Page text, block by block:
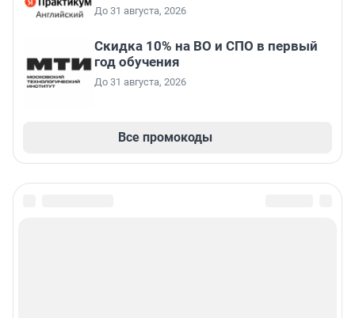
До 31 августа, 2026
Скидка 10% на ВО и СПО в первый
год обучения
До 31 августа, 2026
Все промокоды